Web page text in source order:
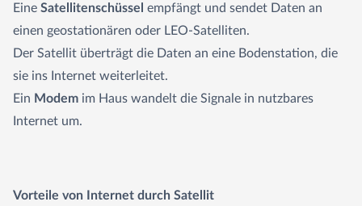
Eine Satellitenschüssel empfängt und sendet Daten an
einen geostationären oder LEO-Satelliten.
Der Satellit überträgt die Daten an eine Bodenstation, die
sie ins Internet weiterleitet.
Ein Modem im Haus wandelt die Signale in nutzbares
Internet um.
Vorteile von Internet durch Satellit